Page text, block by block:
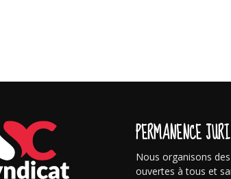
PERMANENCE
Nous organisons
ouvertes à tous et